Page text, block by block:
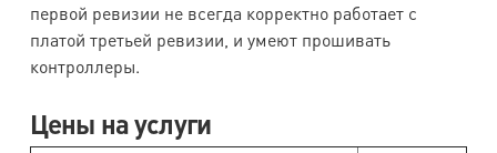
первой ревизии не всегда корректно работает с
платой третьей ревизии, и умеют прошивать
контроллеры.
Цены на услуги